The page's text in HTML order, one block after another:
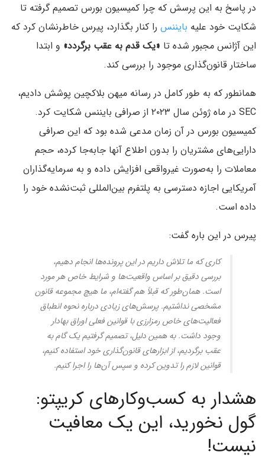
در پاسخ به این پرسش که چرا کمیسیون بورس تصمیم گرفته تا
شکایت خود علیه بایننس را کنار بگذارد، پیرس خاطرنشان کرد که
این آژانس مجبور شده تا «یک قدم به عقب برگردد» و ابتدا
ساختار قانون‌گذاری موجود را بررسی کند.
همانطور که به طور کامل در رسانه میهن بلاکچین پوشش دادیم،
SEC در ماه ژوئن سال ۲۰۲۳ از صرافی بایننس شکایت کرد.
کمیسیون بورس در آن زمان مدعی شده بود که این صرافی
دارایی‌های مشتریان را بدون اطلاع آنها جابه‌جا کرده، حجم
معاملات را به‌صورت غیرواقعی افزایش داده و به سرمایه‌گذاران
آمریکایی اجازه دسترسی به پلتفرم بین‌المللی ثبت‌نشده خود را
داده است.
پیرس در این باره گفت:
کاری که ما تلاش داریم در این پرونده‌ها انجام دهیم،
بررسی دقیق بر اساس واقعیت‌ها و شرایط خاص هر مورد
است. همان‌طور که قبلاً هم گفته‌ام، ما هیچ مجموعه قانون
مشخصی نداشتیم. پرسش‌های زیادی درباره نحوه انطباق
فعالیت‌های خاص رمزارزی با قوانین فعلی اوراق بهادار
وجود داشت. به همین دلیل، تصمیم گرفتیم یک گام به
عقب برگردیم، از ابزارهای قانون‌گذاری خود استفاده کنیم،
قوانین لازم را تدوین کرده و سپس آن‌ها را اجرا کنیم.
هشدار به کسب‌وکارهای کریپتو:
گول نخورید، این یک معافیت
نیست!